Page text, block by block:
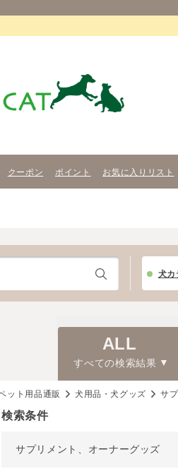
クーポン ポイント お気に入りリスト
犬カ
ALL
すべての検索結果
ット用品通販 犬用品・犬グッズ サ
検索条件
サプリメント、オーナーグッズ